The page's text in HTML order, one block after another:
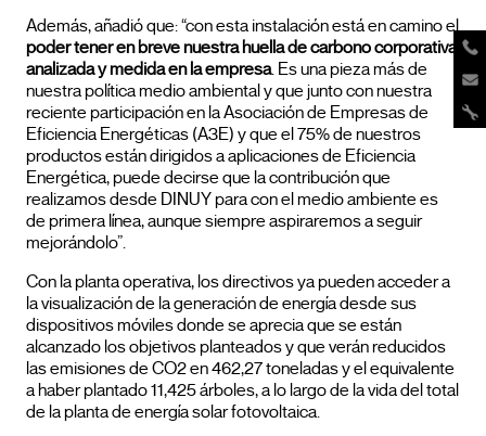
Además, añadió que: “con esta instalación está en camino el
poder tener en breve nuestra huella de carbono corporativa
analizada y medida en la empresa. Es una pieza más de
nuestra política medio ambiental y que junto con nuestra
reciente participación en la Asociación de Empresas de
Eficiencia Energéticas (A3E) y que el 75% de nuestros
productos están dirigidos a aplicaciones de Eficiencia
Energética, puede decirse que la contribución que
realizamos desde DINUY para con el medio ambiente es
de primera línea, aunque siempre aspiraremos a seguir
mejorándolo”.
Con la planta operativa, los directivos ya pueden acceder a
la visualización de la generación de energía desde sus
dispositivos móviles donde se aprecia que se están
alcanzado los objetivos planteados y que verán reducidos
las emisiones de CO2 en 462,27 toneladas y el equivalente
a haber plantado 11,425 árboles, a lo largo de la vida del total
de la planta de energía solar fotovoltaica.